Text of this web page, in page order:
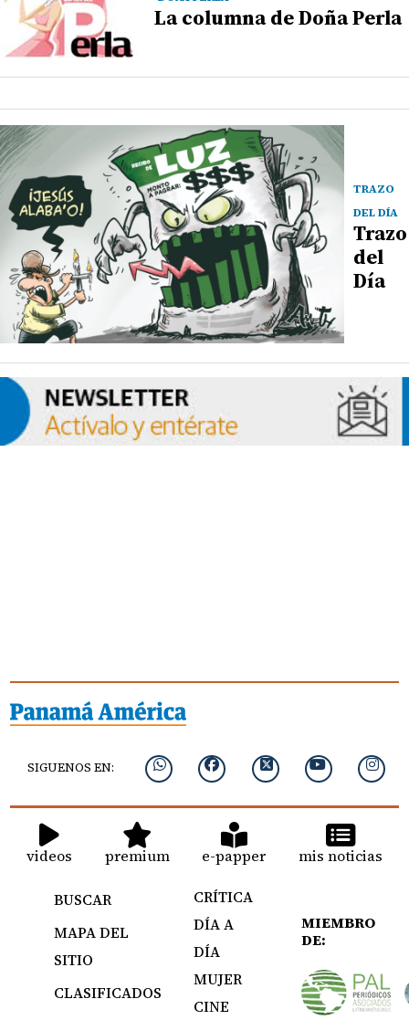
La columna de Doña Perla
TRAZO
DEL DÍA
Trazo
del
Día
SIGUENOS EN:
videos premium e-papper mis noticias
BUSCAR
MAPA DEL
SITIO
CLASIFICADOS
CRÍTICA
DÍA A
DÍA
MUJER
CINE
MIEMBRO
DE: